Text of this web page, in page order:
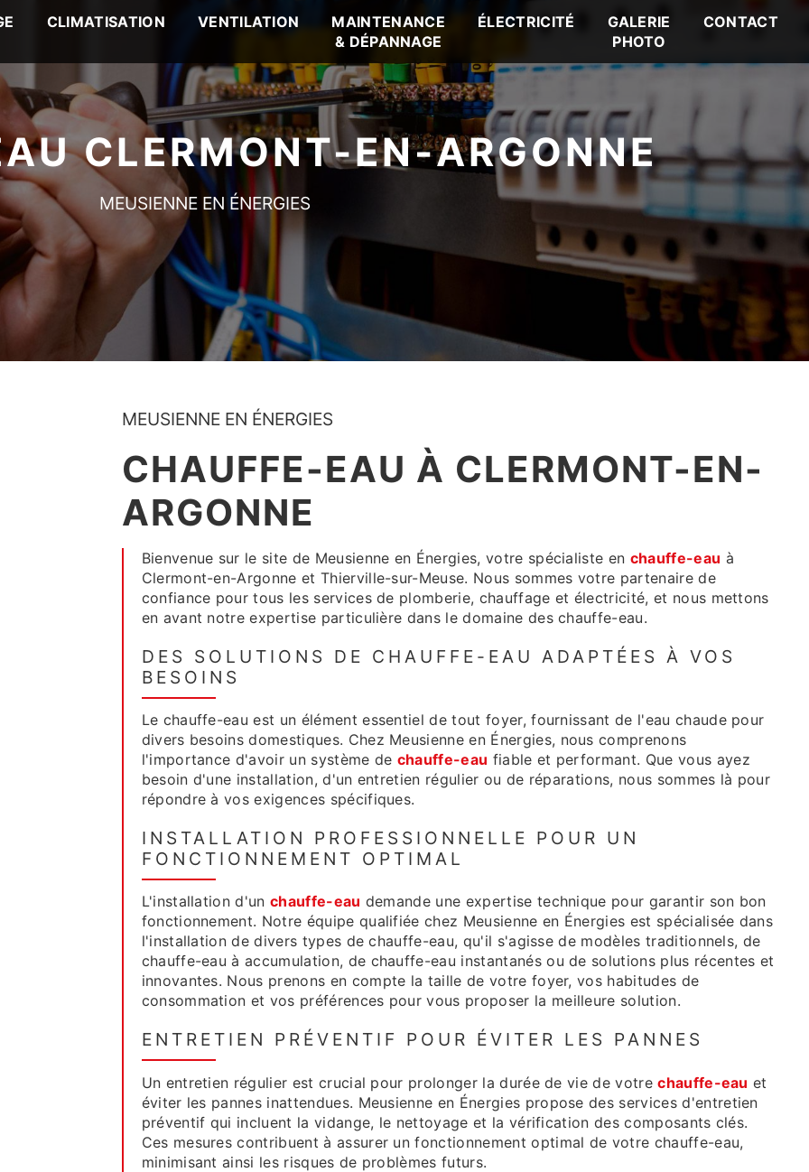
CLIMATISATION VENTILATION
MAINTENANCE
& DÉPANNAGE
ÉLECTRICITÉ
GALERIE
PHOTO
CONTACT
CLERMONT-EN-ARGONNE
MEUSIENNE EN ÉNERGIES
MEUSIENNE EN ÉNERGIES
CHAUFFE-EAU À CLERMONT-EN-
ARGONNE
Bienvenue sur le site de Meusienne en Énergies, votre spécialiste en chauffe-eau à
Clermont-en-Argonne et Thierville-sur-Meuse. Nous sommes votre partenaire de
confiance pour tous les services de plomberie, chauffage et électricité, et nous mettons
en avant notre expertise particulière dans le domaine des chauffe-eau.
DES SOLUTIONS DE CHAUFFE-EAU ADAPTÉES À VOS
BESOINS
Le chauffe-eau est un élément essentiel de tout foyer, fournissant de l'eau chaude pour
divers besoins domestiques. Chez Meusienne en Énergies, nous comprenons
l'importance d'avoir un système de chauffe-eau fiable et performant. Que vous ayez
besoin d'une installation, d'un entretien régulier ou de réparations, nous sommes là pour
répondre à vos exigences spécifiques.
INSTALLATION PROFESSIONNELLE POUR UN
FONCTIONNEMENT OPTIMAL
L'installation d'un chauffe-eau demande une expertise technique pour garantir son bon
fonctionnement. Notre équipe qualifiée chez Meusienne en Énergies est spécialisée dans
l'installation de divers types de chauffe-eau, qu'il s'agisse de modèles traditionnels, de
chauffe-eau à accumulation, de chauffe-eau instantanés ou de solutions plus récentes et
innovantes. Nous prenons en compte la taille de votre foyer, vos habitudes de
consommation et vos préférences pour vous proposer la meilleure solution.
ENTRETIEN PRÉVENTIF POUR ÉVITER LES PANNES
Un entretien régulier est crucial pour prolonger la durée de vie de votrechauffe-eau et
éviter les pannes inattendues. Meusienne en Énergies propose des services d'entretien
préventif qui incluent la vidange, le nettoyage et la vérification des composants clés.
Ces mesures contribuent à assurer un fonctionnement optimal de votre chauffe-eau,
minimisant ainsi les risques de problèmes futurs.